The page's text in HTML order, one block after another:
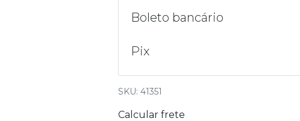
Boleto bancário
Pix
SKU: 41351
Calcular frete